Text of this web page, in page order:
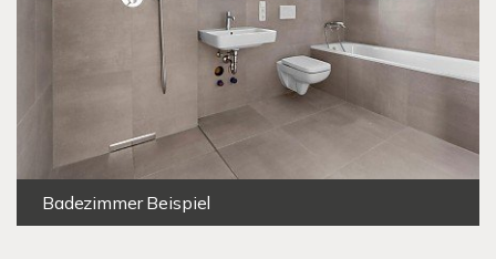
Badezimmer Beispiel